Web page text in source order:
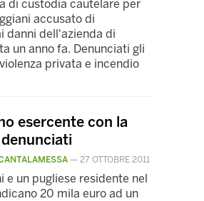
di custodia cautelare per
accusato di
danni dell'azienda di
un anno fa. Denunciati gli
privata e incendio
esercente con la
— 27 OTTOBRE 2011
e un pugliese residente nel
20 mila euro ad un